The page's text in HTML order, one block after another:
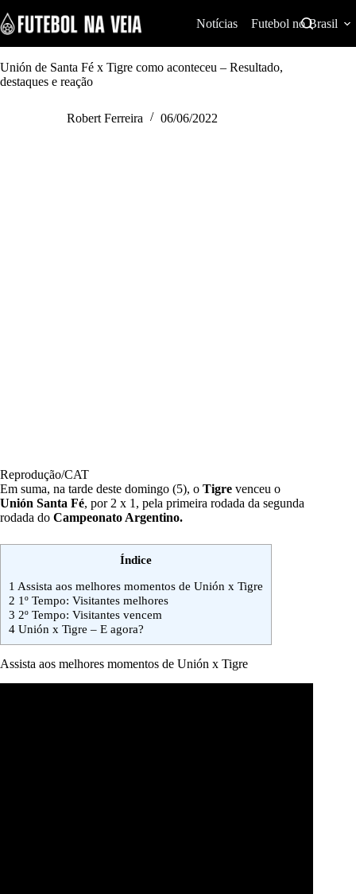
k
i
p
t
o
Notícias Futebol no Brasil
Unión de Santa Fé x Tigre como aconteceu – Resultado,
destaques e reação
Robert Ferreira 06/06/2022
Reprodução/CAT
Em suma, na tarde deste domingo (5), o Tigre venceu o
Unión Santa Fé, por 2 x 1, pela primeira rodada da segunda
rodada do Campeonato Argentino.
Índice
1 Assista aos melhores momentos de Unión x Tigre
2 1º Tempo: Visitantes melhores
3 2º Tempo: Visitantes vencem
4 Unión x Tigre – E agora?
Assista aos melhores momentos de Unión x Tigre